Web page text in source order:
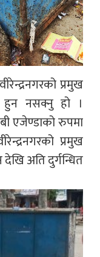
प्रमुख
हुन नसक्नु हो ।
एजेण्डाको रुपमा
प्रमुख
देखि अति दुर्गन्धित